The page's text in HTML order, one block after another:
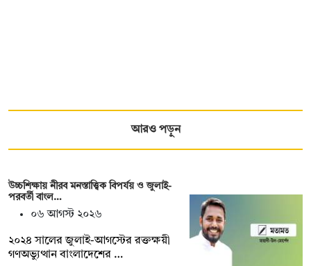
আরও পড়ুন
উচ্চশিক্ষায় নীরব মনস্তাত্ত্বিক বিপর্যয় ও জুলাই-
পরবর্তী বাংল…
০৬ আগস্ট ২০২৬
২০২৪ সালের জুলাই-আগস্টের রক্তক্ষয়ী
গণঅভ্যুত্থান বাংলাদেশের …